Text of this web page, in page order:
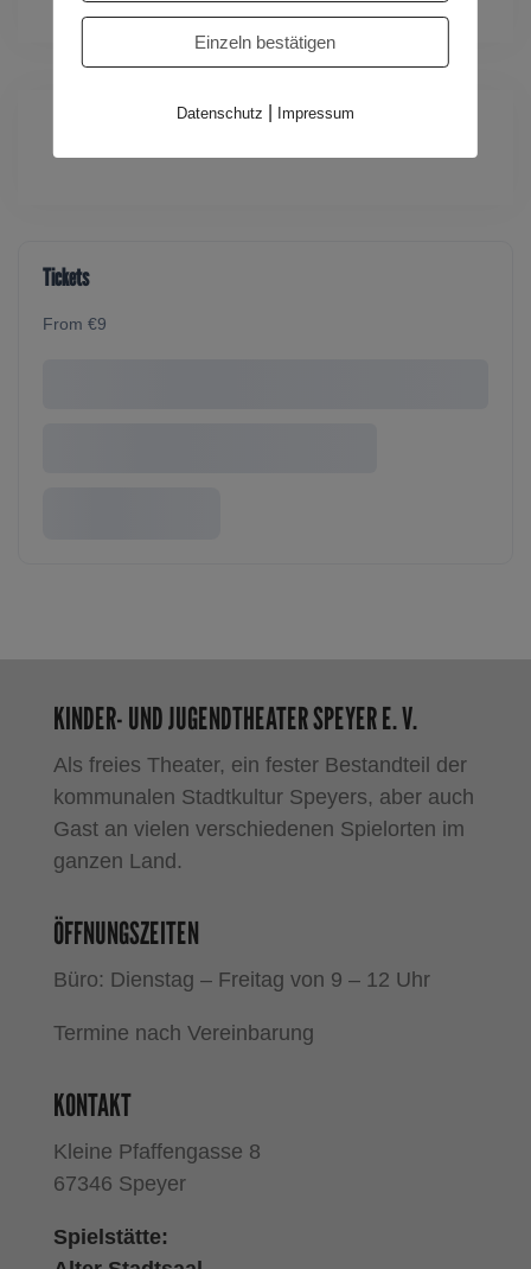
Tickets
From €9
KINDER- UND JUGENDTHEATER SPEYER E. V.
Als freies Theater, ein fester Bestandteil der
kommunalen Stadtkultur Speyers, aber auch
Gast an vielen verschiedenen Spielorten im
ganzen Land.
ÖFFNUNGSZEITEN
Büro: Dienstag – Freitag von 9 – 12 Uhr
Termine nach Vereinbarung
KONTAKT
Kleine Pfaffengasse 8
67346 Speyer
Spielstätte:
Einzeln bestätigen
Datenschutz Impressum